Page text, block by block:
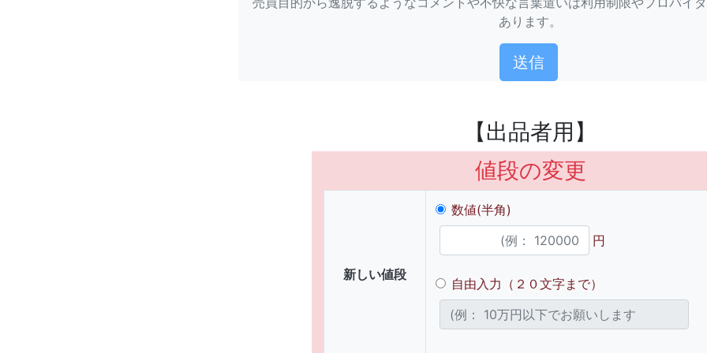
あります。
【出品者用】
値段の変更
新しい値段
数値(半角)
円
自由入力（２０文字まで）